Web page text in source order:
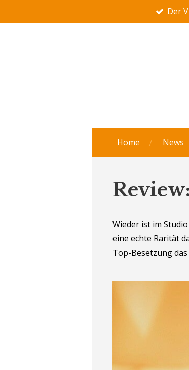
Hauptinhalt
Der
Home News
Wieder ist im
eine echte Rarität
Top-Besetzung